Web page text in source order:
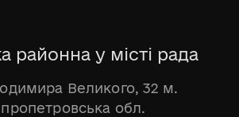
районна у місті рада
Великого, 32 м.
обл.